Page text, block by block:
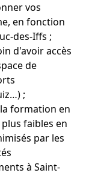
vos
en fonction
des-Iffs ;
d'avoir accès
de
;
formation en
faibles en
par les
à Saint-